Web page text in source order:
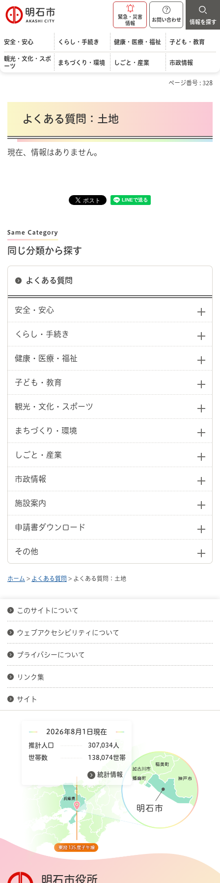
明石市
緊急・災害
情報
お問い合わせ 情報を探す
安全・安心 くらし・手続き 健康・医療・福祉 子ども・教育
観光・文化・スポ
ーツ
まちづくり・環境 しごと・産業 市政情報
ページ番号 : 328
よくある質問：土地
現在、情報はありません。
同じ分類から探す
よくある質問
安全・安心
くらし・手続き
健康・医療・福祉
子ども・教育
観光・文化・スポーツ
まちづくり・環境
しごと・産業
市政情報
施設案内
申請書ダウンロード
その他
ホーム > よくある質問 > よくある質問：土地
このサイトについて
ウェブアクセシビリティについて
プライバシーについて
リンク集
サイト
2026年8月1日現在
推計人口
307,034人
世帯数
138,074世帯
統計情報
明石市役所